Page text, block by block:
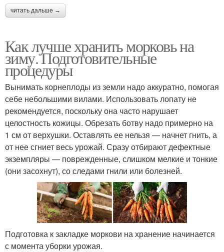
читать дальше →
Как лучше хранить морковь на
зиму. Подготовительные
процедуры
Вынимать корнеплоды из земли надо аккуратно, помогая
себе небольшими вилами. Использовать лопату не
рекомендуется, поскольку она часто нарушает
целостность кожицы. Обрезать ботву надо примерно на
1 см от верхушки. Оставлять ее нельзя — начнет гнить, а
от нее сгниет весь урожай. Сразу отбирают дефектные
экземпляры — поврежденные, слишком мелкие и тонкие
(они засохнут), со следами гнили или болезней.
Подготовка к закладке моркови на хранение начинается
с момента уборки урожая.